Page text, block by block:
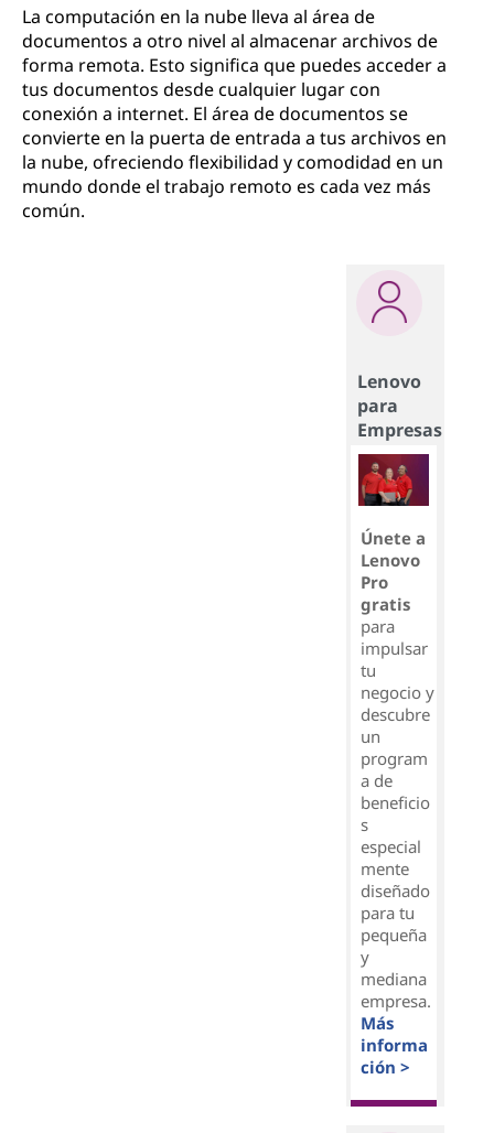
La computación en la nube lleva al área de
documentos a otro nivel al almacenar archivos de
forma remota. Esto significa que puedes acceder a
tus documentos desde cualquier lugar con
conexión a internet. El área de documentos se
convierte en la puerta de entrada a tus archivos en
la nube, ofreciendo flexibilidad y comodidad en un
mundo donde el trabajo remoto es cada vez más
común.
Lenovo
para
Empresas
Únete a
Lenovo
Pro
gratis
para
impulsar
tu
negocio y
descubre
un
program
a de
beneficio
s
especial
mente
diseñado
para tu
pequeña
y
mediana
empresa.
Más
informa
ción >